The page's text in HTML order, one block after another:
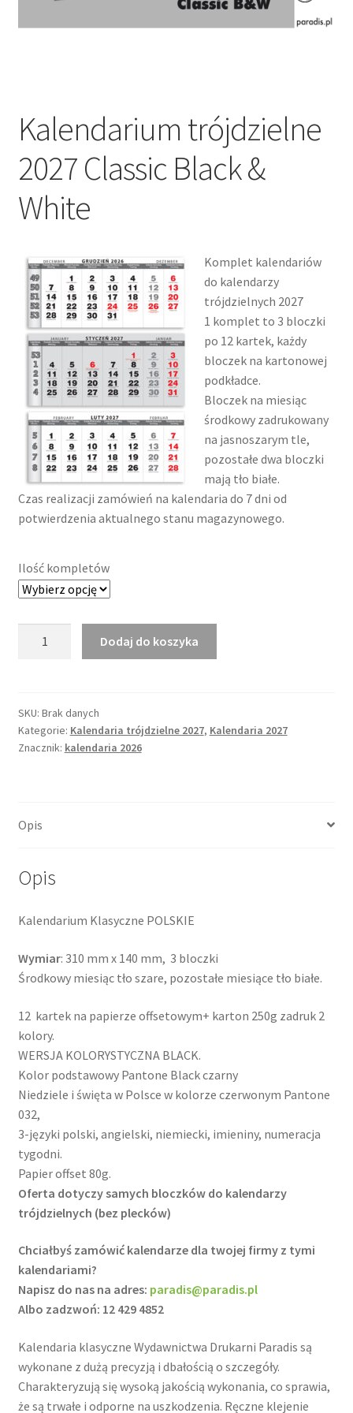
Kalendarium trójdzielne
2027 Classic Black &
White
Komplet kalendariów
do kalendarzy
trójdzielnych 2027
1 komplet to 3 bloczki
po 12 kartek, każdy
bloczek na kartonowej
podkładce.
Bloczek na miesiąc
środkowy zadrukowany
na jasnoszarym tle,
pozostałe dwa bloczki
mają tło białe.
Czas realizacji zamówień na kalendaria do 7 dni od
potwierdzenia aktualnego stanu magazynowego.
Ilość kompletów
Classic
Black
&
Dodaj do koszyka
SKU: Brak danych
Kategorie: Kalendaria trójdzielne 2027, Kalendaria 2027
Znacznik: kalendaria 2026
Opis
Opis
Kalendarium Klasyczne POLSKIE
Wymiar: 310 mm x 140 mm, 3 bloczki
Środkowy miesiąc tło szare, pozostałe miesiące tło białe.
12 kartek na papierze offsetowym+ karton 250g zadruk 2
kolory.
WERSJA KOLORYSTYCZNA BLACK.
Kolor podstawowy Pantone Black czarny
Niedziele i święta w Polsce w kolorze czerwonym Pantone
032,
3-języki polski, angielski, niemiecki, imieniny, numeracja
tygodni.
Papier offset 80g.
Oferta dotyczy samych bloczków do kalendarzy
trójdzielnych (bez plecków)
Chciałbyś zamówić kalendarze dla twojej firmy z tymi
kalendariami?
Napisz do nas na adres: paradis@paradis.pl
Albo zadzwoń: 12 429 4852
Kalendaria klasyczne Wydawnictwa Drukarni Paradis są
wykonane z dużą precyzją i dbałością o szczegóły.
Charakteryzują się wysoką jakością wykonania, co sprawia,
że są trwałe i odporne na uszkodzenia. Ręczne klejenie